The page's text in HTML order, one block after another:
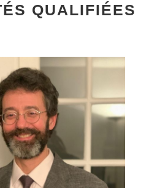
QUALIFIÉES